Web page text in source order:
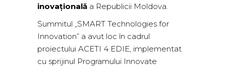
inovațională a Republicii Moldova.
Summitul „SMART Technologies for
Innovation” a avut loc în cadrul
proiectului ACETI 4 EDIE, implementat
cu sprijinul Programului Innovate